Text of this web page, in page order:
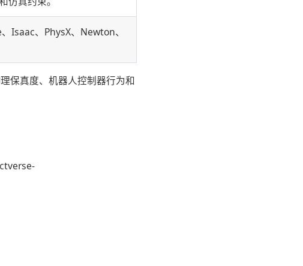
Isaac、PhysX、Newton、
保真度、机器人控制器行为和